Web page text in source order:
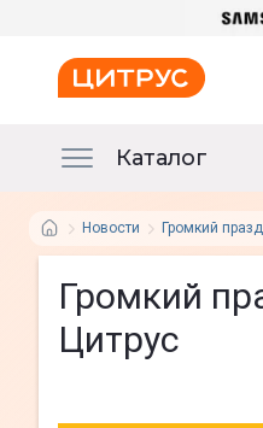
Каталог
Новости Громкий
Громкий
Цитрус